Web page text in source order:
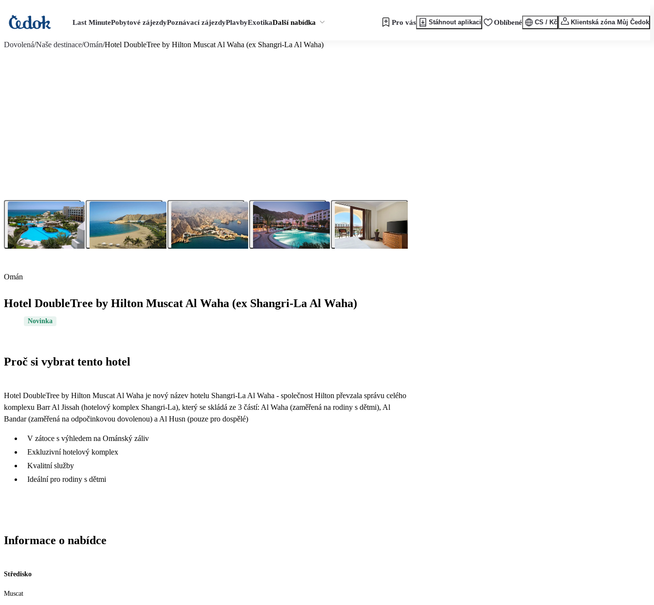
Last MinutePobytové zájezdyPoznávací zájezdyPlavbyExotikaDalší nabídka Pro vás Stáhnout aplikaci Oblíbené CS / Kč Klientská zóna Můj Čedok
Dovolená/Naše destinace/Omán/Hotel DoubleTree by Hilton Muscat Al Waha (ex Shangri-La Al Waha)
Omán
Hotel DoubleTree by Hilton Muscat Al Waha (ex Shangri-La Al Waha)
Novinka
Proč si vybrat tento hotel
Hotel DoubleTree by Hilton Muscat Al Waha je nový název hotelu Shangri-La Al Waha - společnost Hilton převzala správu celého
komplexu Barr Al Jissah (hotelový komplex Shangri-La), který se skládá ze 3 částí: Al Waha (zaměřená na rodiny s dětmi), Al
Bandar (zaměřená na odpočinkovou dovolenou) a Al Husn (pouze pro dospělé)
V zátoce s výhledem na Ománský záliv
Exkluzivní hotelový komplex
Kvalitní služby
Ideální pro rodiny s dětmi
Informace o nabídce
Středisko
Muscat